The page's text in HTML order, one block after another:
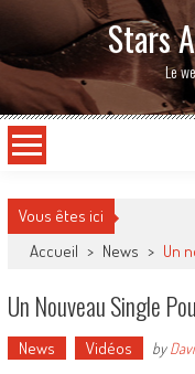
Stars
Le
Vous êtes ici
Accueil > News > Un
Un Nouveau Single
News Vidéos by